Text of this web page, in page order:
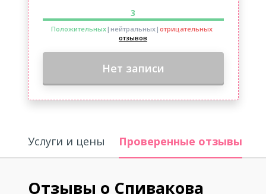
3
Положительных|нейтральных| отрицательных
отзывов
Нет записи
Услуги и цены Проверенные отзывы
Отзывы о Спивакова